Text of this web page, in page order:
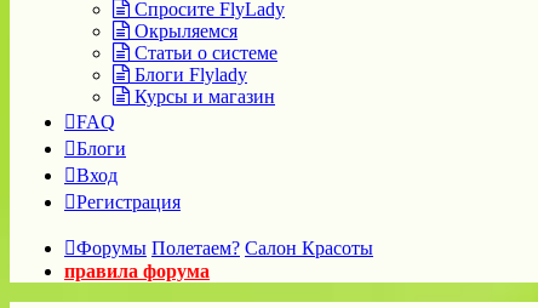
Спросите FlyLady
Окрыляемся
Статьи о системе
Блоги Flylady
Курсы и магазин
FAQ
Блоги
Вход
Регистрация
Форумы Полетаем? Салон Красоты
правила форума